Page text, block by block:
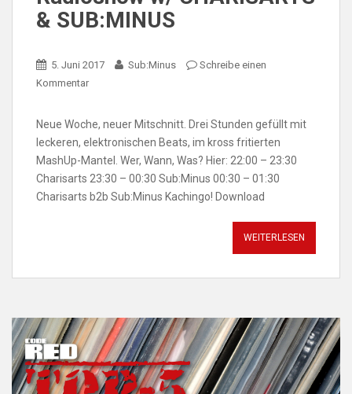
& SUB:MINUS
5. Juni 2017 Sub:Minus
Schreibe einen
Kommentar
Neue Woche, neuer Mitschnitt. Drei Stunden gefüllt mit
leckeren, elektronischen Beats, im kross fritierten
MashUp-Mantel. Wer, Wann, Was? Hier: 22:00 – 23:30
Charisarts 23:30 – 00:30 Sub:Minus 00:30 – 01:30
Charisarts b2b Sub:Minus Kachingo! Download
WEITERLESEN